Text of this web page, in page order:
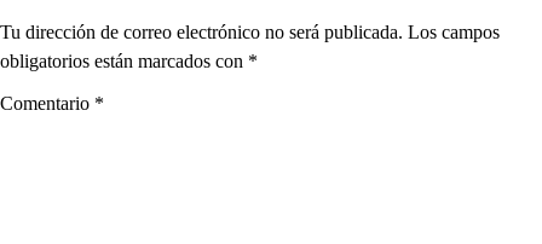
Tu dirección de correo electrónico no será publicada. Los campos
obligatorios están marcados con *
Comentario *